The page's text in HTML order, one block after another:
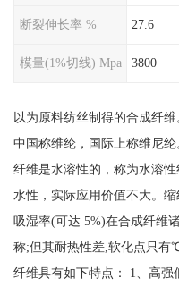
断裂伸长率 % 27.6
模量(1%切线) Mpa 3800
以为原料纺丝制得的合成纤
中国称维纶，国际上称维尼
纤维是水溶性的，称为水溶
水性，实际应用价值不大。
吸湿率(可达 5%)在合成纤维
称;但其耐热性差,软化点只有℃
纤维具有如下特点： 1、高